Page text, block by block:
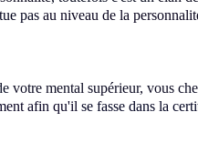
pas au niveau de la
votre mental supérieur, vous
afin qu'il se fasse dans la